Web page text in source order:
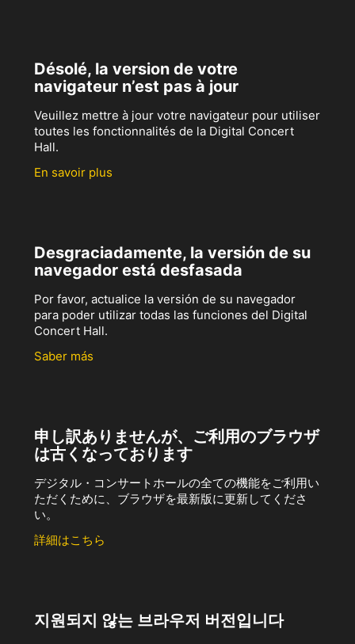
Désolé, la version de votre
navigateur n’est pas à jour
Veuillez mettre à jour votre navigateur pour utiliser
toutes les fonctionnalités de la Digital Concert
Hall.
En savoir plus
Desgraciadamente, la versión de su
navegador está desfasada
Por favor, actualice la versión de su navegador
para poder utilizar todas las funciones del Digital
Concert Hall.
Saber más
申し訳ありませんが、ご利用のブラウザ
は古くなっております
デジタル・コンサートホールの全ての機能をご利用い
ただくために、ブラウザを最新版に更新してくださ
い。
詳細はこちら
지원되지 않는 브라우저 버전입니다